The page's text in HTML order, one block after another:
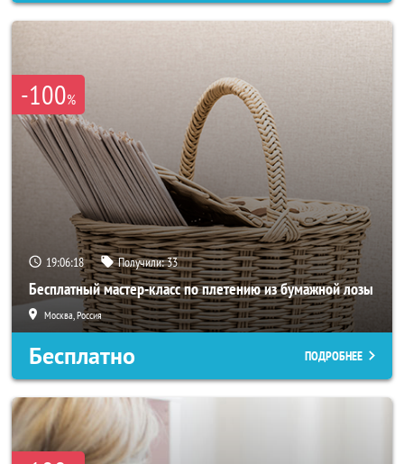
-100%
19:06:18 Получили:33
Бесплатный мастер-класс по плетению из бумажной лозы
Москва, Россия
Бесплатно ПОДРОБНЕЕ